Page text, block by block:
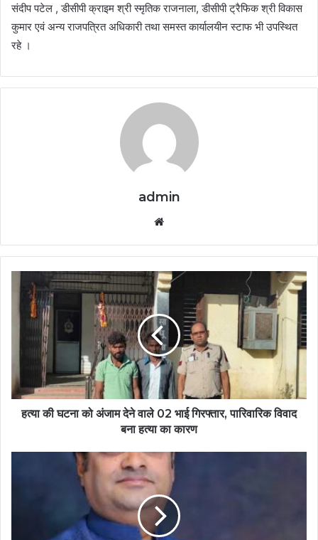
संदीप पटेल , डीसीपी क्राइम श्री स्मृतिक राजनाला, डीसीपी ट्रैफिक श्री विकास
कुमार एवं अन्य राजपत्रित अधिकारी तथा समस्त कार्यालयीन स्टाफ भी उपस्थित
रहे ।
admin
हत्या की घटना को अंजाम देने वाले 02 भाई गिरफ्तार, पारिवारिक विवाद
बना हत्या का कारण